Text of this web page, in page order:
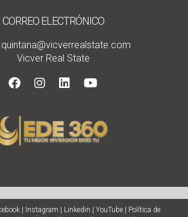
CORREO ELECTRÓNICO
Vicver Real State
| Instagram Linkedin YouTube|
Política de